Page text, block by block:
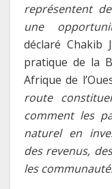
représentent
une
déclaré Chakib
pratique de la
Afrique de
route
comment les
naturel en
des revenus,
les